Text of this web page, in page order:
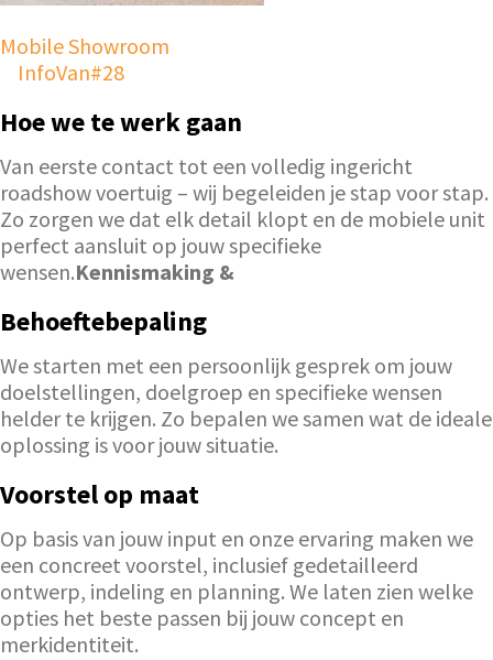
Mobile Showroom
InfoVan#28
Hoe we te werk gaan
Van eerste contact tot een volledig ingericht
roadshow voertuig – wij begeleiden je stap voor stap.
Zo zorgen we dat elk detail klopt en de mobiele unit
perfect aansluit op jouw specifieke
wensen.Kennismaking &
Behoeftebepaling
We starten met een persoonlijk gesprek om jouw
doelstellingen, doelgroep en specifieke wensen
helder te krijgen. Zo bepalen we samen wat de ideale
oplossing is voor jouw situatie.
Voorstel op maat
Op basis van jouw input en onze ervaring maken we
een concreet voorstel, inclusief gedetailleerd
ontwerp, indeling en planning. We laten zien welke
opties het beste passen bij jouw concept en
merkidentiteit.